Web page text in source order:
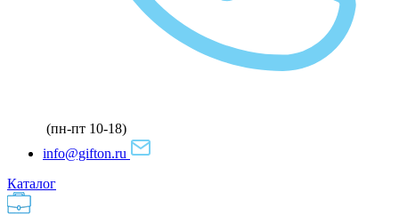
(пн-пт 10-18)
info@gifton.ru
Каталог